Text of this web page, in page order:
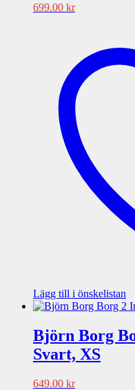
699.00 kr
Lägg till i önskelistan
Björn Borg
Svart, XS
649.00 kr